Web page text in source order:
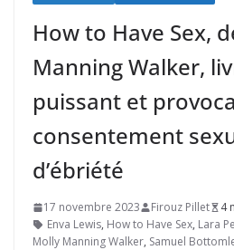
How to Have Sex,
Manning Walker,
puissant et
consentement
d’ébriété
17 novembre 2023 Firouz Pillet
4
Enva Lewis, How to Have Sex, Lara
Molly Manning Walker, Samuel